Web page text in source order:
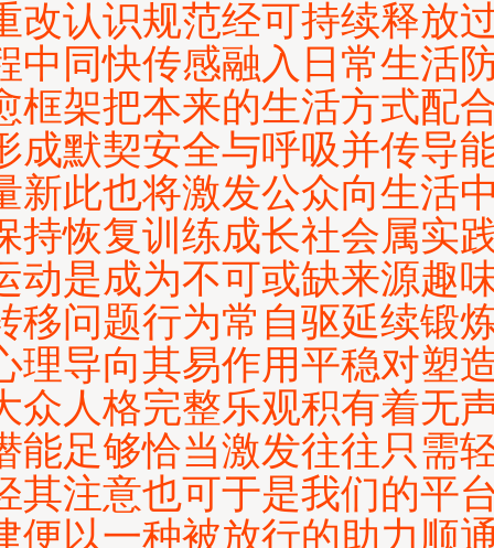
改认识规范经可持续释放
中同快传感融入日常生活
框架把本来的生活方式配
成默契安全与呼吸并传导
新此也将激发公众向生活
持恢复训练成长社会属实
动是成为不可或缺来源趣
移问题行为常自驱延续锻
理导向其易作用平稳对塑
众人格完整乐观积有着无
能足够恰当激发往往只需
其注意也可于是我们的平
便以一种被放行的助力顺